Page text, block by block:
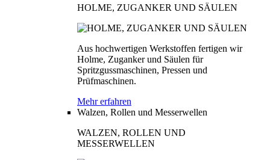
HOLME, ZUGANKER UND SÄULEN
Aus hochwertigen Werkstoffen fertigen wir
Holme, Zuganker und Säulen für
Spritzgussmaschinen, Pressen und
Prüfmaschinen.
Mehr erfahren
Walzen, Rollen und Messerwellen
WALZEN, ROLLEN UND
MESSERWELLEN